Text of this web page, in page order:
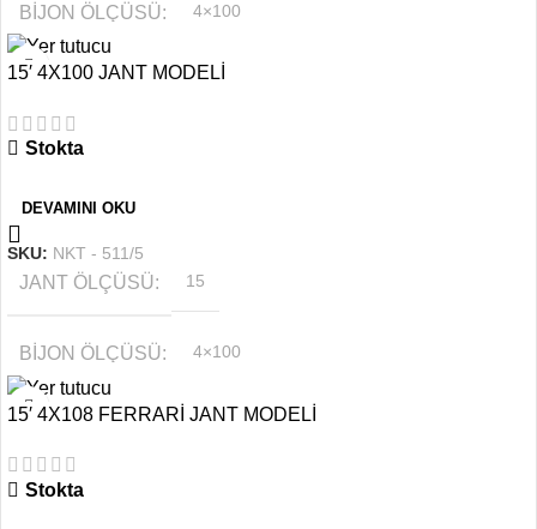
BIJON ÖLÇÜSÜ 4×100
RENK Siyah
OFSET
15′ 4X100 JANT MODELİ
Stokta
DEVAMINI OKU
SKU: NKT - 511/5
JANT ÖLÇÜSÜ 15
BIJON ÖLÇÜSÜ 4×100
RENK PARLAK FÜME
OFSET
15′ 4X108 FERRARİ JANT MODELİ
Stokta